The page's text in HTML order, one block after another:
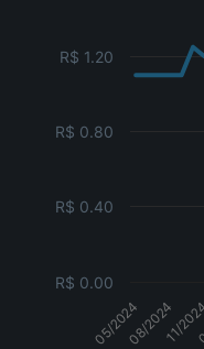
05/202408/2024
11/
R$ 0.00
R$ 0.40
R$ 0.80
R$ 1.20